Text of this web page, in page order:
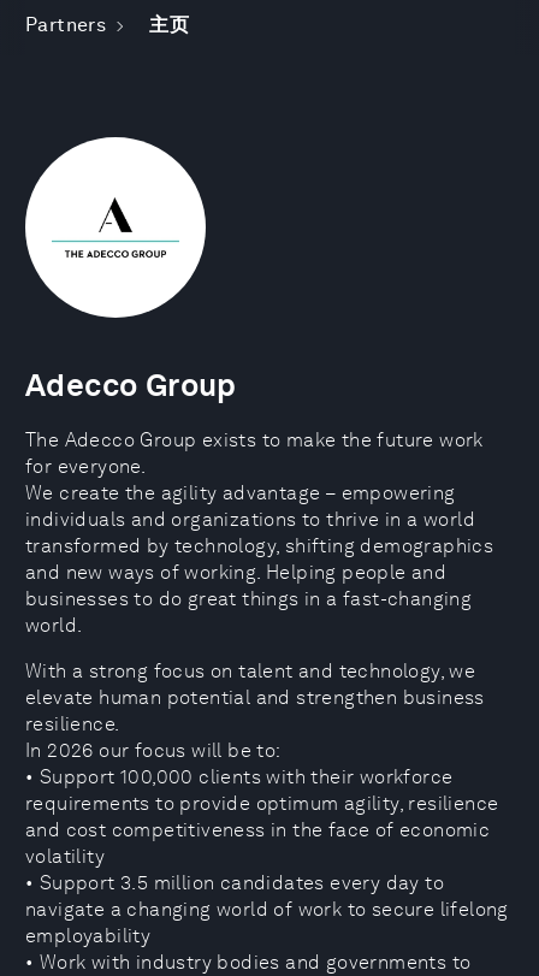
Partners 主页
Adecco Group
The Adecco Group exists to make the future work
for everyone.
We create the agility advantage – empowering
individuals and organizations to thrive in a world
transformed by technology, shifting demographics
and new ways of working. Helping people and
businesses to do great things in a fast-changing
world.
With a strong focus on talent and technology, we
elevate human potential and strengthen business
resilience.
In 2026 our focus will be to:
• Support 100,000 clients with their workforce
requirements to provide optimum agility, resilience
and cost competitiveness in the face of economic
volatility
• Support 3.5 million candidates every day to
navigate a changing world of work to secure lifelong
employability
• Work with industry bodies and governments to